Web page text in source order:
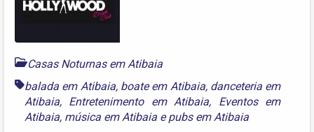
Casas Noturnas em Atibaia
balada em Atibaia, boate em Atibaia, danceteria em
Atibaia, Entretenimento em Atibaia, Eventos em
Atibaia, música em Atibaia epubs em Atibaia